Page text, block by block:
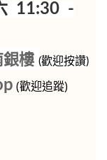
11:30 -
銀樓 (歡迎按讚)
(歡迎追蹤)